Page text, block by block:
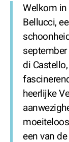
Welkom
Bellucci,
di
heerlijke
een van